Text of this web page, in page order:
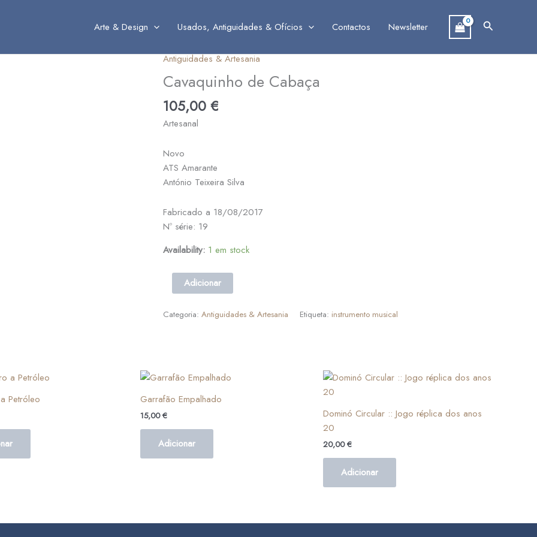
Arte & Design Usados, Antiguidades & Ofícios Contactos Newsletter Search
Antiguidades & Artesania
Cavaquinho de Cabaça
105,00 €
Artesanal
Novo
ATS Amarante
António Teixeira Silva
Fabricado a 18/08/2017
Nº série: 19
Availability: 1 em stock
Quantidade
de
Cavaquinho
de
Cabaça
Adicionar
Categoria: Antiguidades & Artesania Etiqueta: instrumento musical
Petróleo Garrafão Empalhado
15,00€
Adicionar
Dominó Circular :: Jogo réplica dos anos
20
20,00€
Adicionar